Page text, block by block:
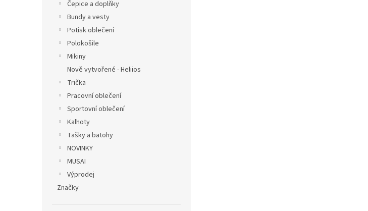
Čepice a doplňky
Bundy a vesty
Potisk oblečení
Polokošile
Mikiny
Nově vytvořené - Heliios
Trička
Pracovní oblečení
Sportovní oblečení
Kalhoty
Tašky a batohy
NOVINKY
MUSAI
Výprodej
Značky